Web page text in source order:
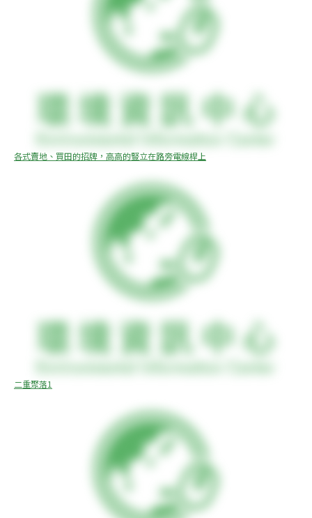
各式賣地、買田的招牌，高高的豎立在路旁電線桿上
二重聚落1